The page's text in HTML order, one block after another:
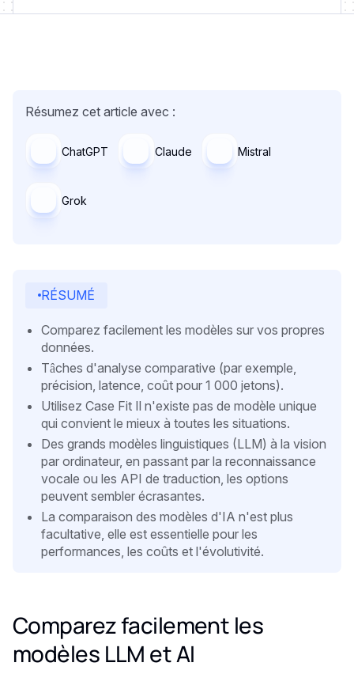
Résumez cet article avec :
ChatGPT Claude Mistral
Grok
RÉSUMÉ
Comparez facilement les modèles sur vos propres
données.
Tâches d'analyse comparative (par exemple,
précision, latence, coût pour 1 000 jetons).
Utilisez Case Fit Il n'existe pas de modèle unique
qui convient le mieux à toutes les situations.
Des grands modèles linguistiques (LLM) à la vision
par ordinateur, en passant par la reconnaissance
vocale ou les API de traduction, les options
peuvent sembler écrasantes.
La comparaison des modèles d'IA n'est plus
facultative, elle est essentielle pour les
performances, les coûts et l'évolutivité.
Comparez facilement les
modèles LLM et AI